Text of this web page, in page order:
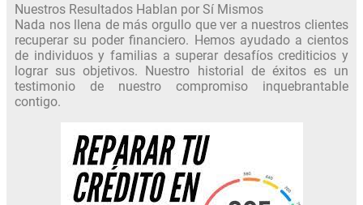
Nuestros Resultados Hablan por Sí Mismos
Nada nos llena de más orgullo que ver a nuestros clientes
recuperar su poder financiero. Hemos ayudado a cientos
de individuos y familias a superar desafíos crediticios y
lograr sus objetivos. Nuestro historial de éxitos es un
testimonio de nuestro compromiso inquebrantable
contigo.